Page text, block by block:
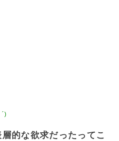
的な欲求だったってこ